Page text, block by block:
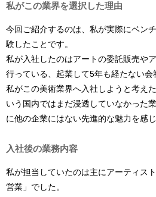
私がこの業界を選択した理由
今回ご紹介するのは、私が実際にベン
験したことです。
私が入社したのはアートの委託販売や
行っている、起業して5年も経たない会
私がこの美術業界へ入社しようと考え
いう国内ではまだ浸透していなかった
に他の企業にはない先進的な魅力を感じ
入社後の業務内容
私が担当していたのは主にアーティス
営業」でした。